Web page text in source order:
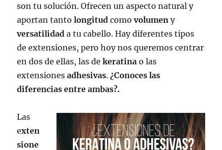
son tu solución. Ofrecen un aspecto natural y
aportan tantolongitud comovolumen y
versatilidad a tu cabello. Hay diferentes tipos
de extensiones, pero hoy nos queremos centrar
en dos de ellas, las dekeratina o las
extensionesadhesivas.¿Conoces las
diferencias entre ambas?.
Las
exten
sione